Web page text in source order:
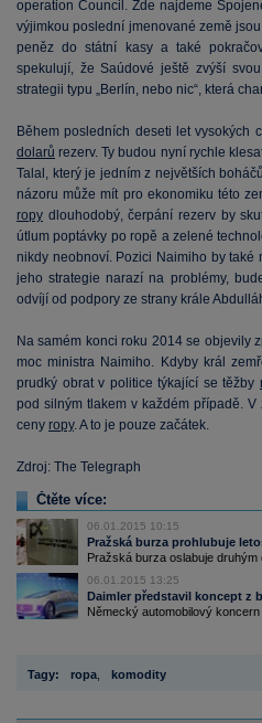
operation Council. Zde najdeme
výjimkou poslední jmenované země
peněz do státní kasy a také
spekulují, že Saúdové ještě zvýší
strategii typu „Berlín, nebo nic“, která
Během posledních deseti let vysokých
dolarů rezerv. Ty budou nyní rychle
Talal, který je jedním z největších
názoru může mít pro ekonomiku této
ropy dlouhodobý, čerpání rezerv by
útlum poptávky po ropě a zelené
nikdy neobnoví. Pozici Naimiho by
jeho strategie narazí na problémy,
odvíjí od podpory ze strany krále
Na samém konci roku 2014 se objevily
moc ministra Naimiho. Kdyby král
prudký obrat v politice týkající se těžby
pod silným tlakem v každém případě.
ceny ropy. A to je pouze začátek.
Zdroj: The Telegraph
Čtěte více:
06.01.2015 10:15
Pražská burza prohlubuje
Pražská burza oslabuje
06.01.2015 13:25
Daimler představil koncept z
Německý automobilový
Tagy: ropa komodity